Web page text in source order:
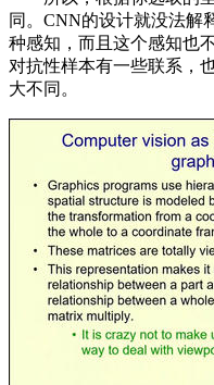
同。CNN的设计就没法解
种感知，而且这个感知也
对抗性样本有一些联系，
大不同。